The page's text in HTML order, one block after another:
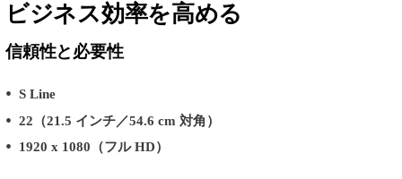
ビジネス効率を高める
信頼性と必要性
S Line
22（21.5 インチ／54.6 cm 対角）
1920 x 1080（フル HD）